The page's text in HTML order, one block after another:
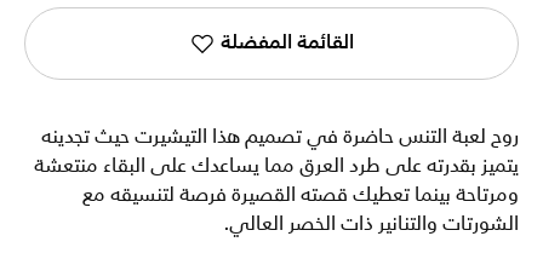
القائمة المفضلة
روح لعبة التنس حاضرة في تصميم هذا التيشيرت حيث تجدينه
يتميز بقدرته على طرد العرق مما يساعدك على البقاء منتعشة
ومرتاحة بينما تعطيك قصته القصيرة فرصة لتنسيقه مع
الشورتات والتنانير ذات الخصر العالي.